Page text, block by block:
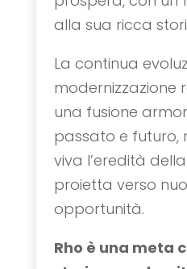
alla sua ricca
La continua
modernizzazione
una fusione
passato e futuro,
viva l’eredità
proietta verso
opportunità.
Rho è una meta